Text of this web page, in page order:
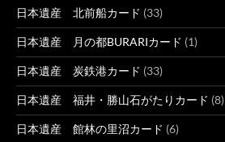
日本遺産 北前船カード (33)
日本遺産 月の都BURARIカード (1)
日本遺産 炭鉄港カード (33)
日本遺産 福井・勝山石がたりカード (8)
日本遺産 館林の里沼カード (6)